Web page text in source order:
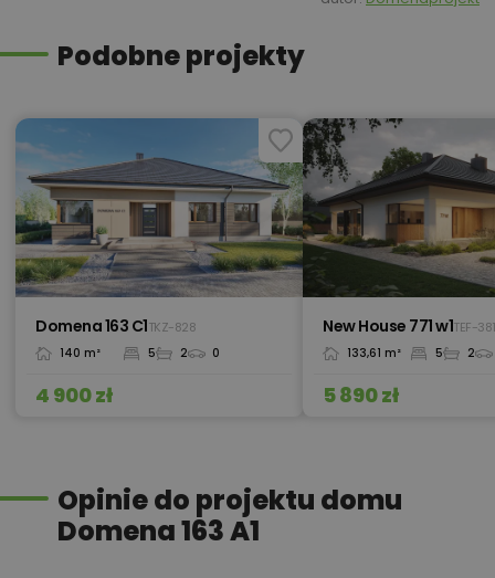
Kosztorys inwestorski wersja
Kredyt hipoteczny z operatem za
0 zł
800,00 zł
Ogrzewanie podłogowe 715,00 zł
Okna, żaluzje, rolety 450,00 zł
Pakiet umów i wniosków
Podobne projekty
Domena 163 C1TKZ-828
140 m² 5 2 0
4 900 zł
New House 771 w1TEF-381
133,61 m² 5 2
5 890 zł
Opinie do projektu domu
Domena 163 A1